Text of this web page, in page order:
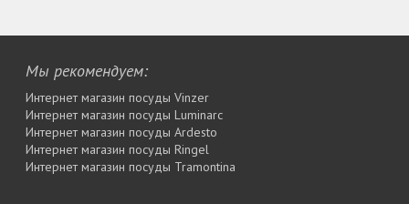
Мы рекомендуем:
Интернет магазин посуды Vinzer
Интернет магазин посуды Luminarc
Интернет магазин посуды Ardesto
Интернет магазин посуды Rіngel
Интернет магазин посуды Tramontina